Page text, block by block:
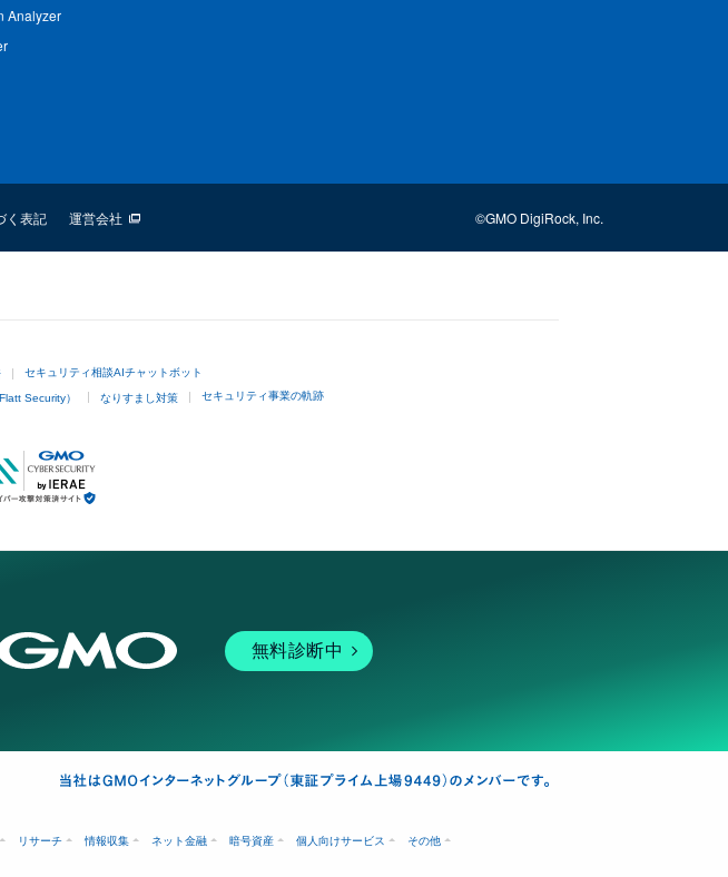
Analyzer
く表記 運営会社 ©GMO DigiRock, Inc.
セキュリティ相談AIチャットボット
Security） なりすまし対策 セキュリティ事業の軌跡
無料診断中
リサーチ 情報収集 ネット金融 暗号資産 個人向けサービス その他